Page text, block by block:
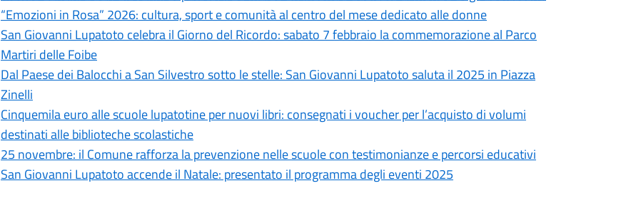
“Emozioni in Rosa” 2026: cultura, sport e comunità al centro del mese dedicato alle donne
San Giovanni Lupatoto celebra il Giorno del Ricordo: sabato 7 febbraio la commemorazione al Parco
Martiri delle Foibe
Dal Paese dei Balocchi a San Silvestro sotto le stelle: San Giovanni Lupatoto saluta il 2025 in Piazza
Zinelli
Cinquemila euro alle scuole lupatotine per nuovi libri: consegnati i voucher per l’acquisto di volumi
destinati alle biblioteche scolastiche
25 novembre: il Comune rafforza la prevenzione nelle scuole con testimonianze e percorsi educativi
San Giovanni Lupatoto accende il Natale: presentato il programma degli eventi 2025